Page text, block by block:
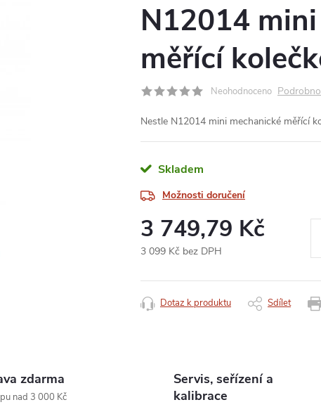
N12014
měřící
Neohodnoceno
Nestle N12014 mini mechanické měřící
Skladem
Možnosti doručení
3 749,79 Kč
3 099 Kč bez DPH
cena:
Dotaz k produktu Sdílet
zdarma
nad 3 000 Kč
Servis, seřízení a
kalibrace